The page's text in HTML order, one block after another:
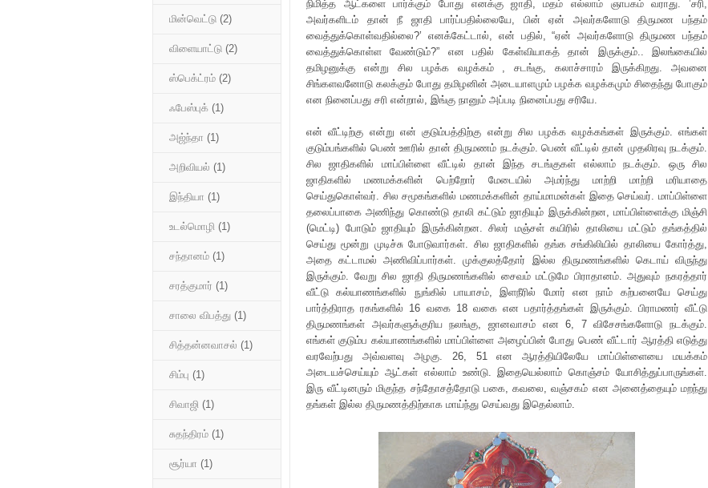
நிமித்த ஆட்களை பார்க்கும் போது எனக்கு ஜாதி, மதம் எல்லாம் ஞாபகம் வராது. ’சரி,
அவர்களிடம் தான் நீ ஜாதி பார்ப்பதில்லையே, பின் ஏன் அவர்களோடு திருமண பந்தம்
வைத்துக்கொள்வதில்லை?’ எனக்கேட்டால், என் பதில், “ஏன் அவர்களோடு திருமண பந்தம்
வைத்துக்கொள்ள வேண்டும்?” என பதில் கேள்வியாகத் தான் இருக்கும்.. இலங்கையில்
தமிழனுக்கு என்று சில பழக்க வழக்கம் , சடங்கு, கலாச்சாரம் இருக்கிறது. அவனை
சிங்களவனோடு கலக்கும் போது தமிழனின் அடையாளமும் பழக்க வழக்கமும் சிதைந்து போகும்
என நினைப்பது சரி என்றால், இங்கு நானும் அப்படி நினைப்பது சரியே.
என் வீட்டிற்கு என்று என் குடும்பத்திற்கு என்று சில பழக்க வழக்கங்கள் இருக்கும். எங்கள்
குடும்பங்களில் பெண் ஊரில் தான் திருமணம் நடக்கும். பெண் வீட்டில் தான் முதலிரவு நடக்கும்.
சில ஜாதிகளில் மாப்பிள்ளை வீட்டில் தான் இந்த சடங்குகள் எல்லாம் நடக்கும். ஒரு சில
ஜாதிகளில் மணமக்களின் பெற்றோர் மேடையில் அமர்ந்து மாற்றி மாற்றி மரியாதை
செய்துகொள்வர். சில சமூகங்களில் மணமக்களின் தாய்மாமன்கள் இதை செய்வர். மாப்பிள்ளை
தலைப்பாகை அணிந்து கொண்டு தாலி கட்டும் ஜாதியும் இருக்கின்றன, மாப்பிள்ளைக்கு மிஞ்சி
(மெட்டி) போடும் ஜாதியும் இருக்கின்றன. சிலர் மஞ்சள் கயிரில் தாலியை மட்டும் தங்கத்தில்
செய்து மூன்று முடிச்சு போடுவார்கள். சில ஜாதிகளில் தங்க சங்கிலியில் தாலியை கோர்த்து,
அதை கட்டாமல் அணிவிப்பார்கள். முக்குலத்தோர் இல்ல திருமணங்களில் கெடாய் விருந்து
இருக்கும். வேறு சில ஜாதி திருமணங்களில் சைவம் மட்டுமே பிராதானம். அதுவும் நகரத்தார்
வீட்டு கல்யாணங்களில் நுங்கில் பாயாசம், இளநீரில் மோர் என நாம் கற்பனையே செய்து
பார்த்திராத ரகங்களில் 16 வகை 18 வகை என பதார்த்தங்கள் இருக்கும். பிராமணர் வீட்டு
திருமணங்கள் அவர்களுக்குரிய நலங்கு, ஜானவாசம் என 6, 7 விசேசங்களோடு நடக்கும்.
எங்கள் குடும்ப கல்யாணங்களில் மாப்பிள்ளை அழைப்பின் போது பெண் வீட்டார் ஆரத்தி எடுத்து
வரவேற்பது அவ்வளவு அழகு. 26, 51 என ஆரத்தியிலேயே மாப்பிள்ளையை மயக்கம்
அடையச்செய்யும் ஆட்கள் எல்லாம் உண்டு. இதையெல்லாம் கொஞ்சம் யோசித்துப்பாருங்கள்.
இரு வீட்டினரும் மிகுந்த சந்தோசத்தோடு பகை, கவலை, வஞ்சகம் என அனைத்தையும் மறந்து
தங்கள் இல்ல திருமணத்திற்காக மாய்ந்து செய்வது இதெல்லாம்.
மின்வெட்டு (2)
விளையாட்டு (2)
ஸ்பெக்ட்ரம் (2)
ஃபேஸ்புக் (1)
அஜ்ந்தா (1)
அறிவியல் (1)
இந்தியா (1)
உடல்மொழி (1)
சந்தானம் (1)
சரத்குமார் (1)
சாலை விபத்து (1)
சித்தன்னவாசல் (1)
சிம்பு (1)
சிவாஜி (1)
சுதந்திரம் (1)
சூர்யா (1)